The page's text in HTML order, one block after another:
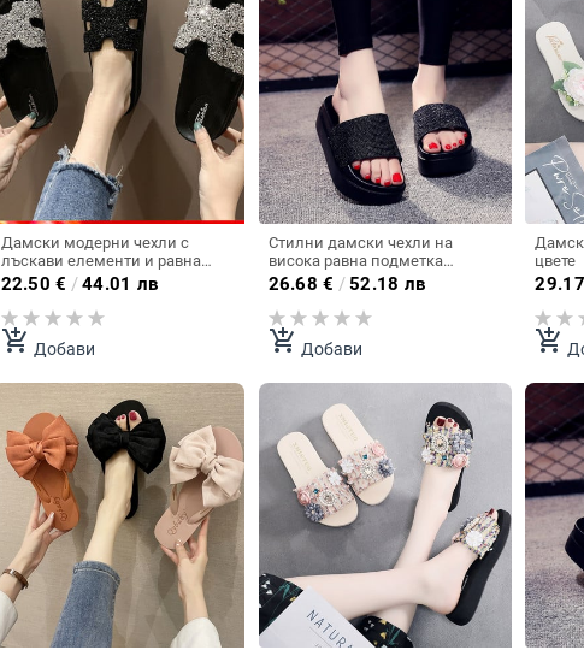
Дамски модерни чехли с
лъскави елементи и равна
подметка
22.50 € /44.01 лв
add_shopping_cart Добави
Стилни дамски чехли на
висока равна подметка
изчистен модел
26.68 € /52.18 лв
add_shopping_cart Добави
цвете
29.17
add_shopping_cart